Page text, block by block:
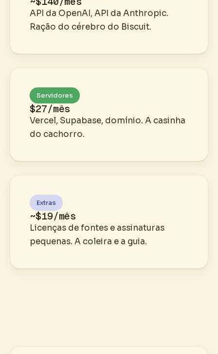
API da OpenAI, API da Anthropic.
Ração do cérebro do Biscuit.
Servidores
$27/mês
Vercel, Supabase, domínio. A casinha
do cachorro.
Extras
~$19/mês
Licenças de fontes e assinaturas
pequenas. A coleira e a guia.